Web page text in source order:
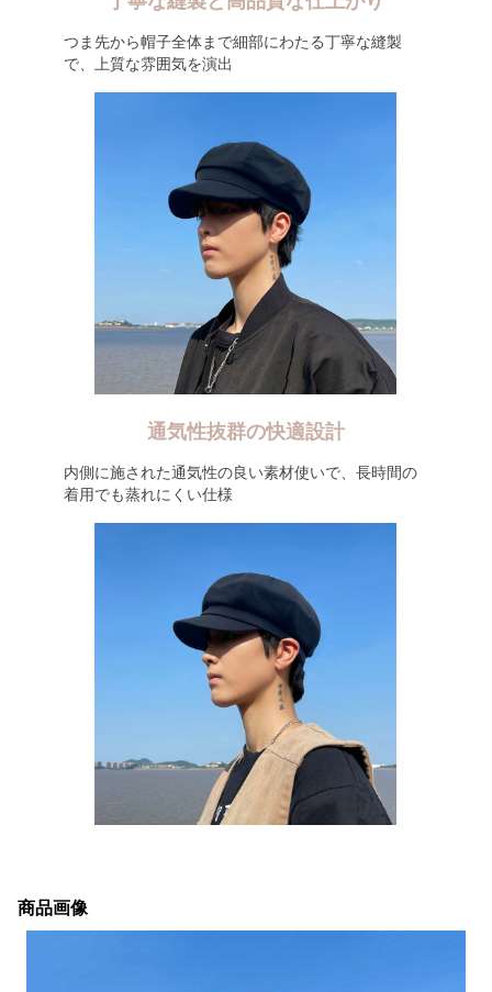
つま先から帽子全体まで細部にわたる丁寧な縫製
で、上質な雰囲気を演出
通気性抜群の快適設計
内側に施された通気性の良い素材使いで、長時間の
着用でも蒸れにくい仕様
商品画像